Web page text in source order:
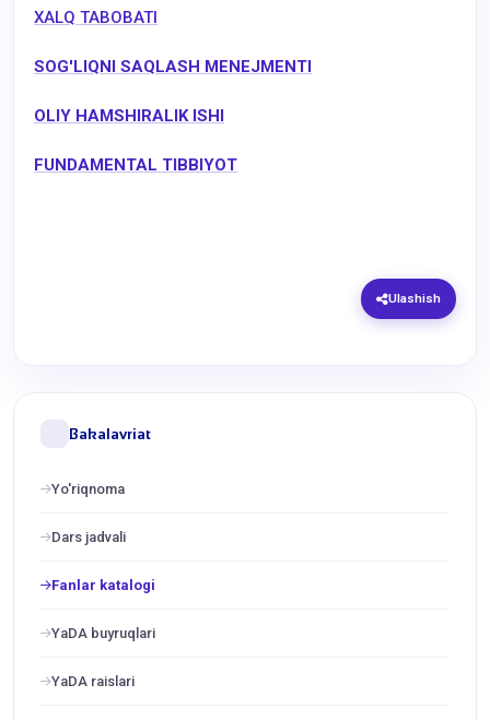
XALQ TABOBATI
SOG'LIQNI SAQLASH MENEJMENTI
OLIY HAMSHIRALIK ISHI
FUNDAMENTAL TIBBIYOT
Ulashish
Bakalavriat
Yo'riqnoma
Dars jadvali
Fanlar katalogi
YaDA buyruqlari
YaDA raislari